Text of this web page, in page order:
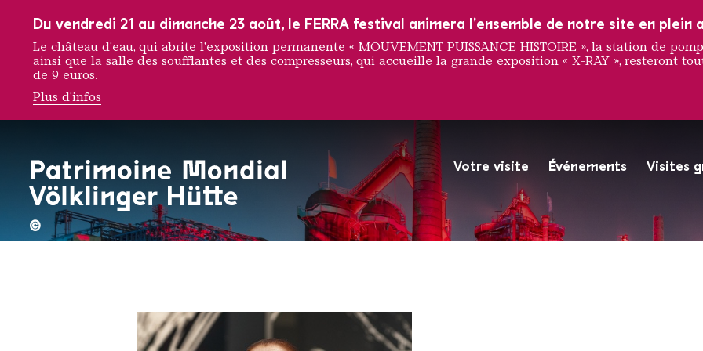
Votre visite Événements Visites
Katharina
La Völklinger Hütte
Copyright: Weltkulturerbe
©
Du vendredi 21 au dimanche 23 août, le FERRA festival animera l'ensemble de notre site en plein
Le château d'eau, qui abrite l'exposition permanente « MOUVEMENT PUISSANCE HISTOIRE », la station de
ainsi que la salle des soufflantes et des compresseurs, qui accueille la grande exposition « X-RAY », resteront
de 9 euros.
Plus d'infos